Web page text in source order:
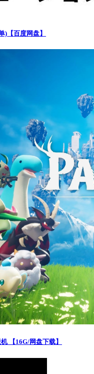
)【百度网盘】
【16G/网盘下载】